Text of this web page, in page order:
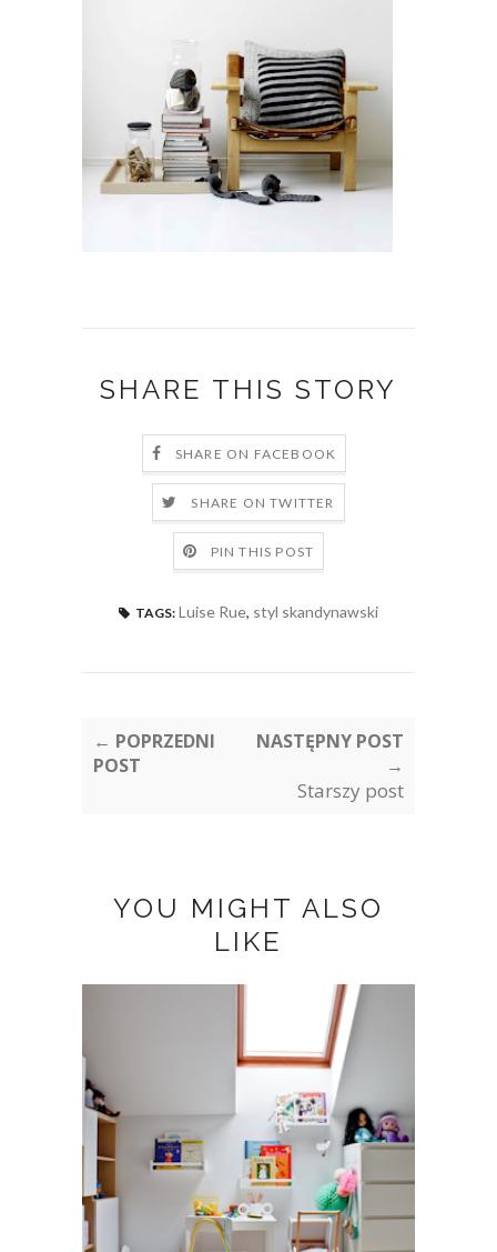
SHARE THIS STORY
SHARE ON FACEBOOK
SHARE ON TWITTER
PIN THIS POST
TAGS: Luise Rue, styl skandynawski
← POPRZEDNI
POST
NASTĘPNY POST
→
Starszy post
YOU MIGHT ALSO
LIKE